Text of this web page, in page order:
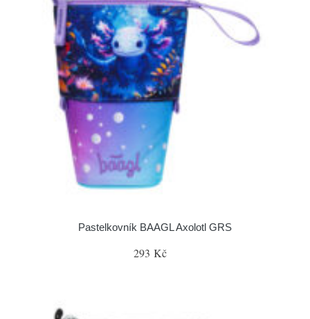
Pastelkovník BAAGL Axolotl GRS
293 Kč